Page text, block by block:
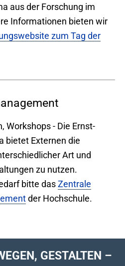
aus der Forschung im
Informationen bieten wir
zum Tag der
Workshops - Die Ernst-
bietet Externen die
Art und
zu nutzen.
bitte dasZentrale
der Hochschule.
GESTALTEN –